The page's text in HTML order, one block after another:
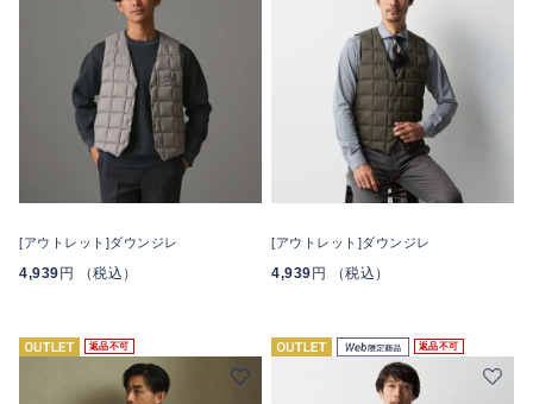
[アウトレット]ダウンジレ
4,939円 （税込）
[アウトレット]ダウンジレ
4,939円 （税込）
返品不可 返品不可